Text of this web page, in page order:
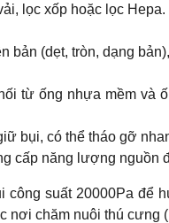
lọc xốp hoặc lọc
bản (dẹt, tròn, dạng
từ ống nhựa mềm và
bụi, có thể tháo gỡ
cấp năng lượng nguồn
công suất 20000Pa để
nơi chăm nuôi thú cưng